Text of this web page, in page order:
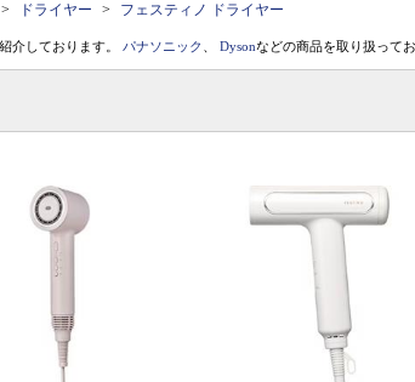
ドライヤー フェスティノ ドライヤー
介しております。 パナソニック Dysonなどの商品を取り扱ってお